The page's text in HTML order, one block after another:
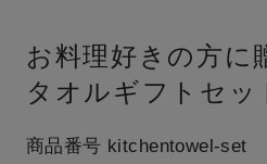
お料理好きの方に
タオルギフトセッ
商品番号 kitchentowel-set